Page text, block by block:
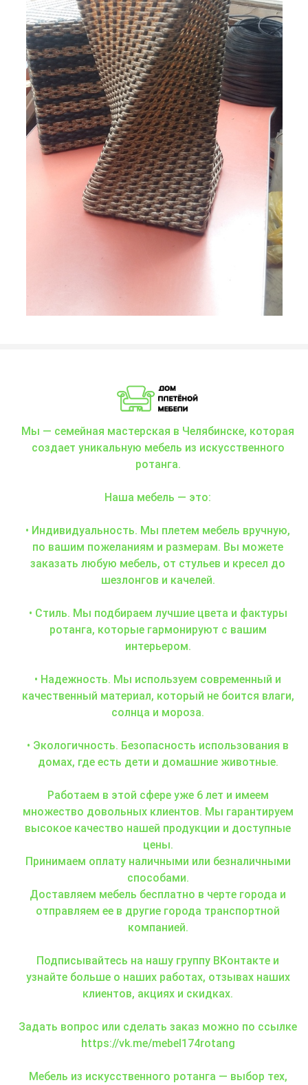
Мы — семейная мастерская в Челябинске, которая
создает уникальную мебель из искусственного
ротанга.
Наша мебель — это:
• Индивидуальность. Мы плетем мебель вручную,
по вашим пожеланиям и размерам. Вы можете
заказать любую мебель, от стульев и кресел до
шезлонгов и качелей.
• Стиль. Мы подбираем лучшие цвета и фактуры
ротанга, которые гармонируют с вашим
интерьером.
• Надежность. Мы используем современный и
качественный материал, который не боится влаги,
солнца и мороза.
• Экологичность. Безопасность использования в
домах, где есть дети и домашние животные.
Работаем в этой сфере уже 6 лет и имеем
множество довольных клиентов. Мы гарантируем
высокое качество нашей продукции и доступные
цены.
Принимаем оплату наличными или безналичными
способами.
Доставляем мебель бесплатно в черте города и
отправляем ее в другие города транспортной
компанией.
Подписывайтесь на нашу группу ВКонтакте и
узнайте больше о наших работах, отзывах наших
клиентов, акциях и скидках.
Задать вопрос или сделать заказ можно по ссылке
https://vk.me/mebel174rotang
Мебель из искусственного ротанга — выбор тех,